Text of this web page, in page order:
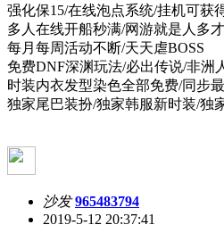
强化保15/在线泡点系统/挂机可获
多人在线开船秒满/网游就是人多
每月每周活动不断/天天虐BOSS
免费DNF深渊玩法/必出传说/非洲
时装内衣发型染色全部免费/同步
独家尾巴装扮/独家韩服新时装/独
沙发 965483794
2019-5-12 20:37:41